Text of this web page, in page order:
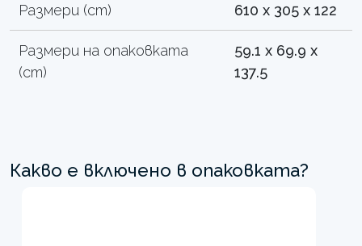
Размери (cm) 610 x 305 x 122
Размери на опаковката
(cm)
59.1 x 69.9 x
137.5
Какво е включено в опаковката?